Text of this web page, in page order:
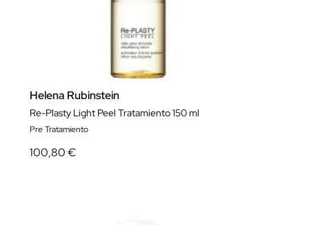
Helena Rubinstein
Re-Plasty Light Peel Tratamiento 150 ml
Pre Tratamiento
100,80 €